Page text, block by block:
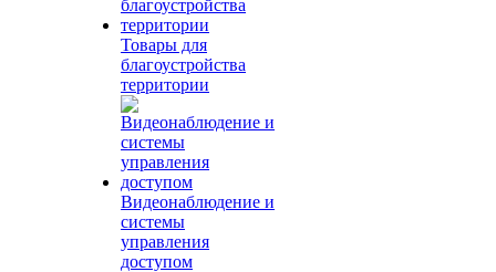
Товары для
благоустройства
территории
Видеонаблюдение и
системы
управления
доступом